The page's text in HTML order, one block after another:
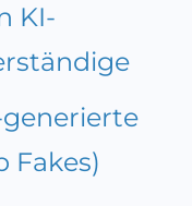
KI-
Fakes)